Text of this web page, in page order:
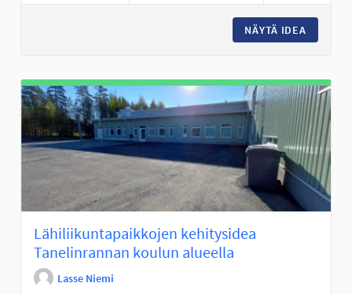
NÄYTÄ IDEA
Lähiliikuntapaikkojen kehitysidea
Tanelinrannan koulun alueella
Lasse Niemi